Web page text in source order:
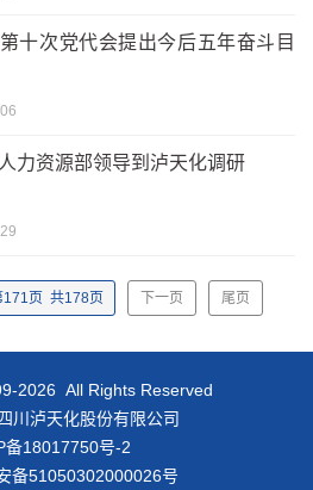
十次党代会提出今后五年奋斗目
力资源部领导到泸天化调研
171 页 共178页 下一页 尾页
2026 All Rights Reserved
川泸天化股份有限公司
备18017750号-2
备51050302000026号